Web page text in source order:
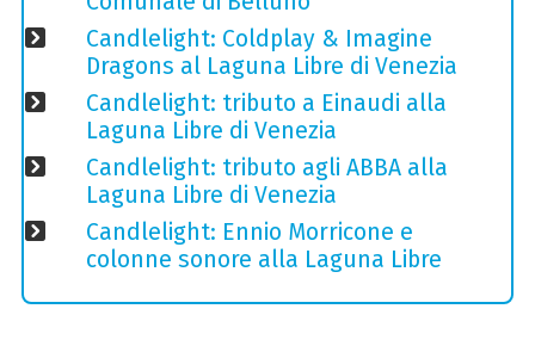
Candlelight: Coldplay & Imagine
Dragons al Laguna Libre di Venezia
Candlelight: tributo a Einaudi alla
Laguna Libre di Venezia
Candlelight: tributo agli ABBA alla
Laguna Libre di Venezia
Candlelight: Ennio Morricone e
colonne sonore alla Laguna Libre